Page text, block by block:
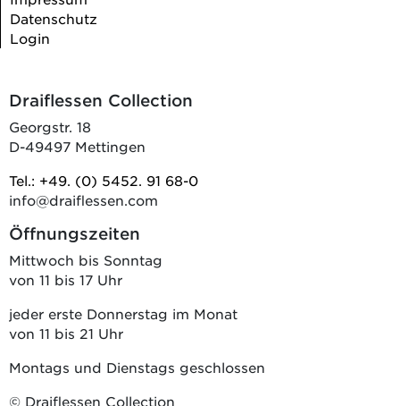
Datenschutz
Login
Draiflessen Collection
Georgstr. 18
D-49497 Mettingen
Tel.: +49. (0) 5452. 91 68-0
info@draiflessen.com
Öffnungszeiten
Mittwoch bis Sonntag
von 11 bis 17 Uhr
jeder erste Donnerstag im Monat
von 11 bis 21 Uhr
Montags und Dienstags geschlossen
© Draiflessen Collection